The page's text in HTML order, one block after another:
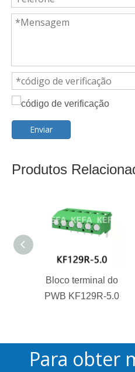
Enviar
Produtos
Bloco terminal do
PWB KF129R-5.0
Para obter